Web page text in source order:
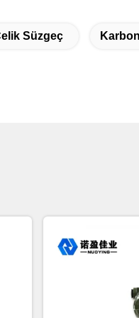
Süzgeç